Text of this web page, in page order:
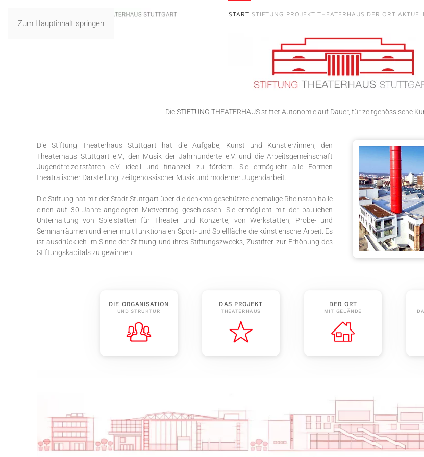
Zum Hauptinhalt springen
START STIFTUNG PROJEKT THEATERHAUS DER ORT
DieSTIFTUNG THEATERHAUS stiftet Autonomie auf Dauer, für zeitgenössische
Die Stiftung Theaterhaus Stuttgart hat die Aufgabe, Kunst und Künstler/innen, den
Theaterhaus Stuttgart e.V., den Musik der Jahrhunderte e.V. und die Arbeitsgemeinschaft
Jugendfreizeitstätten e.V. ideell und finanziell zu fördern. Sie ermöglicht alle Formen
theatralischer Darstellung, zeitgenössischer Musik und moderner Jugendarbeit.
Die Stiftung hat mit der Stadt Stuttgart über die denkmalgeschützte ehemalige Rheinstahlhalle
einen auf 30 Jahre angelegten Mietvertrag geschlossen. Sie ermöglicht mit der baulichen
Unterhaltung von Spielstätten für Theater und Konzerte, von Werkstätten, Probe- und
Seminarräumen und einer multifunktionalen Sport- und Spielfläche die künstlerische Arbeit. Es
ist ausdrücklich im Sinne der Stiftung und ihres Stiftungszwecks, Zustifter zur Erhöhung des
Stiftungskapitals zu gewinnen.
DIE ORGANISATION
UND STRUKTUR
DAS PROJEKT
THEATERHAUS
DER ORT
MIT GELÄNDE